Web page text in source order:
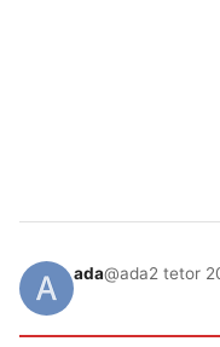
ada@ada2 tetor